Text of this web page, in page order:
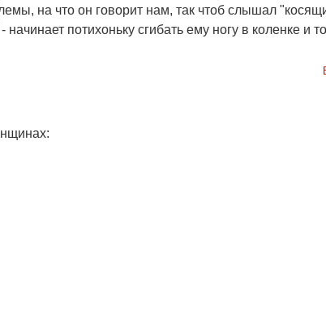
на что он говорит нам, так чтоб слышал
потихоньку сгибать ему ногу в коленке и